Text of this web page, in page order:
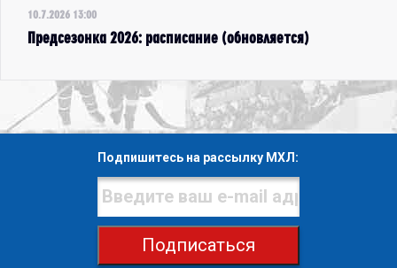
10.7.2026 13:00
Предсезонка 2026: расписание (обновляется)
Подпишитесь на рассылку МХЛ:
Подписаться